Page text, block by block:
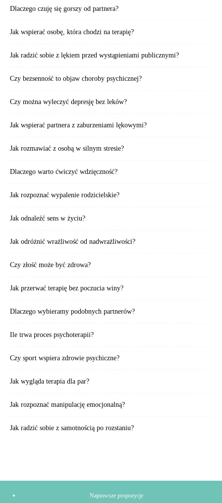
Dlaczego czuję się gorszy od partnera?
Jak wspierać osobę, która chodzi na terapię?
Jak radzić sobie z lękiem przed wystąpieniami publicznymi?
Czy bezsenność to objaw choroby psychicznej?
Czy można wyleczyć depresję bez leków?
Jak wspierać partnera z zaburzeniami lękowymi?
Jak rozmawiać z osobą w silnym stresie?
Dlaczego warto ćwiczyć wdzięczność?
Jak rozpoznać wypalenie rodzicielskie?
Jak odnaleźć sens w życiu?
Jak odróżnić wrażliwość od nadwrażliwości?
Czy złość może być zdrowa?
Jak przerwać terapię bez poczucia winy?
Dlaczego wybieramy podobnych partnerów?
Ile trwa proces psychoterapii?
Czy sport wspiera zdrowie psychiczne?
Jak wygląda terapia dla par?
Jak rozpoznać manipulację emocjonalną?
Jak radzić sobie z samotnością po rozstaniu?
Najnowsze propozycje